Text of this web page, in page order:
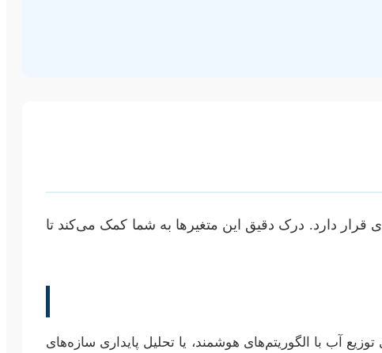
قرار دارد. درک دقیق این متغیرها به شما کمک می‌کند تا
آب با الگوریتم‌های هوشمند، یا تحلیل پایداری سازه‌های